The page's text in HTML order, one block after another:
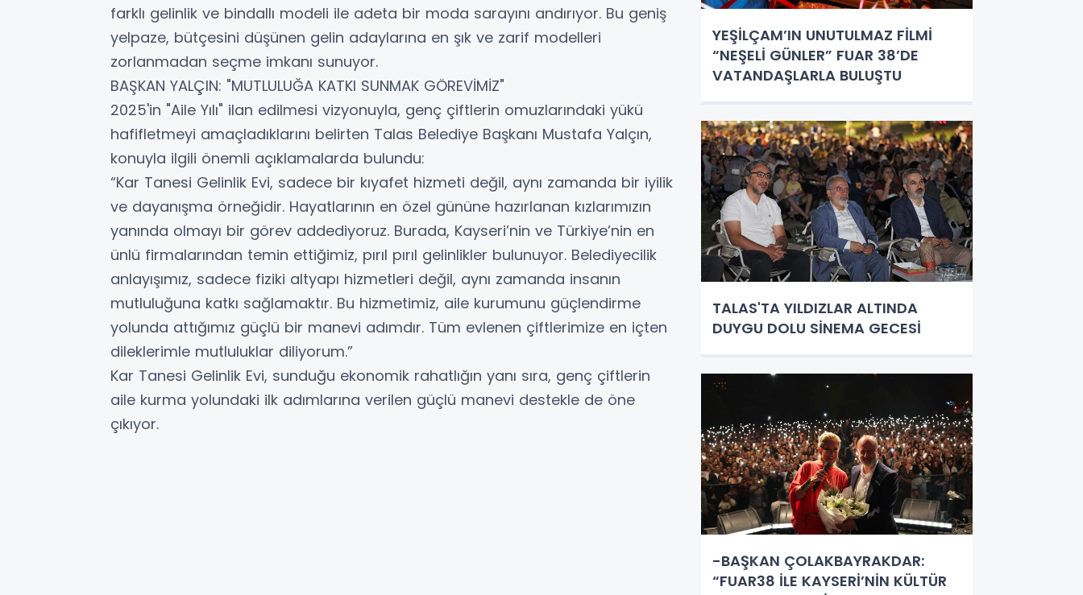
farklı gelinlik ve bindallı modeli ile adeta bir moda sarayını andırıyor. Bu geniş
yelpaze, bütçesini düşünen gelin adaylarına en şık ve zarif modelleri
zorlanmadan seçme imkanı sunuyor.
BAŞKAN YALÇIN: "MUTLULUĞA KATKI SUNMAK GÖREVİMİZ"
2025'in "Aile Yılı" ilan edilmesi vizyonuyla, genç çiftlerin omuzlarındaki yükü
hafifletmeyi amaçladıklarını belirten Talas Belediye Başkanı Mustafa Yalçın,
konuyla ilgili önemli açıklamalarda bulundu:
“Kar Tanesi Gelinlik Evi, sadece bir kıyafet hizmeti değil, aynı zamanda bir iyilik
ve dayanışma örneğidir. Hayatlarının en özel gününe hazırlanan kızlarımızın
yanında olmayı bir görev addediyoruz. Burada, Kayseri’nin ve Türkiye’nin en
ünlü firmalarından temin ettiğimiz, pırıl pırıl gelinlikler bulunuyor. Belediyecilik
anlayışımız, sadece fiziki altyapı hizmetleri değil, aynı zamanda insanın
mutluluğuna katkı sağlamaktır. Bu hizmetimiz, aile kurumunu güçlendirme
yolunda attığımız güçlü bir manevi adımdır. Tüm evlenen çiftlerimize en içten
dileklerimle mutluluklar diliyorum.”
Kar Tanesi Gelinlik Evi, sunduğu ekonomik rahatlığın yanı sıra, genç çiftlerin
aile kurma yolundaki ilk adımlarına verilen güçlü manevi destekle de öne
çıkıyor.
YEŞİLÇAM’IN UNUTULMAZ FİLMİ
“NEŞELİ GÜNLER” FUAR 38’DE
VATANDAŞLARLA BULUŞTU
TALAS'TA YILDIZLAR ALTINDA
DUYGU DOLU SİNEMA GECESİ
-BAŞKAN ÇOLAKBAYRAKDAR:
“FUAR38 İLE KAYSERİ’NİN KÜLTÜR